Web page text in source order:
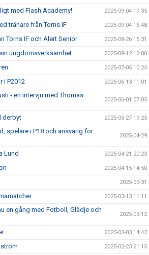
med Flash Academy! 2025-09-04 17:35
tränare från Torns IF 2025-09-04 16:48
Torns IF och Alert Senior 2025-08-26 15:31
ungdomsverksamhet 2025-08-12 12:00
2025-07-05 10:24
i P2012 2025-06-13 11:01
- en intervju med Thomas
2025-06-01 07:05
derbyt 2025-05-27 19:25
spelare i P18 och ansvarig för
2025-04-29
Lund 2025-04-21 20:23
2025-04-15 14:50
2025-03-31
2025-03-13 11:11
en gång med Fotboll, Glädje och
2025-03-12
2025-03-03 14:42
2025-02-23 21:15